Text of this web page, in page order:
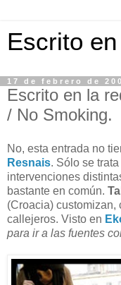
Escrito
17 de febrero de
Escrito en la
/ No Smoking.
No, esta entrada no
Resnais. Sólo se
intervenciones
bastante en común.
(Croacia) customizan,
callejeros. Visto en
para ir a las fuentes